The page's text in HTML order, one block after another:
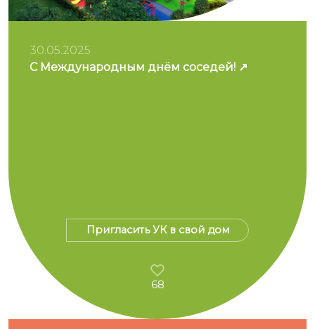
30.05.2025
С Международным днём соседей!
Пригласить УК в свой дом
68